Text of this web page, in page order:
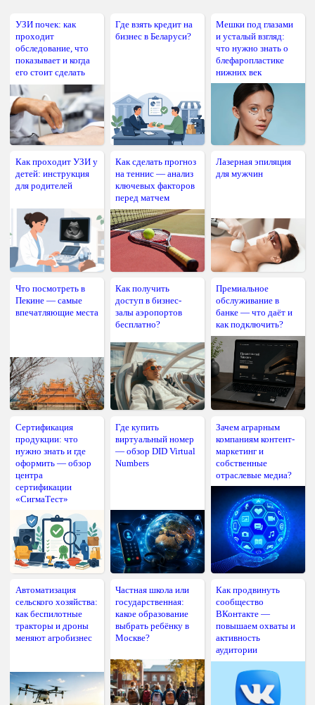
УЗИ почек: как
проходит
обследование, что
показывает и когда
его стоит сделать
Где взять кредит на
бизнес в Беларуси?
Мешки под глазами
и усталый взгляд:
что нужно знать о
блефаропластике
нижних век
Как проходит УЗИ у
детей: инструкция
для родителей
Как сделать прогноз
на теннис — анализ
ключевых факторов
перед матчем
Лазерная эпиляция
для мужчин
Что посмотреть в
Пекине — самые
впечатляющие места
Как получить
доступ в бизнес-
залы аэропортов
бесплатно?
Премиальное
обслуживание в
банке — что даёт и
как подключить?
Сертификация
продукции: что
нужно знать и где
оформить — обзор
центра
сертификации
«СигмаТест»
Где купить
виртуальный номер
— обзор DID Virtual
Numbers
Зачем аграрным
компаниям контент-
маркетинг и
собственные
отраслевые медиа?
Автоматизация
сельского хозяйства:
как беспилотные
тракторы и дроны
меняют агробизнес
Частная школа или
государственная:
какое образование
выбрать ребёнку в
Москве?
Как продвинуть
сообщество
ВКонтакте —
повышаем охваты и
активность
аудитории